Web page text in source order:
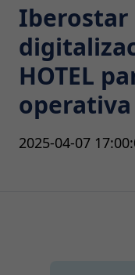
Iberostar
HOTEL
operativa
2025-04-07